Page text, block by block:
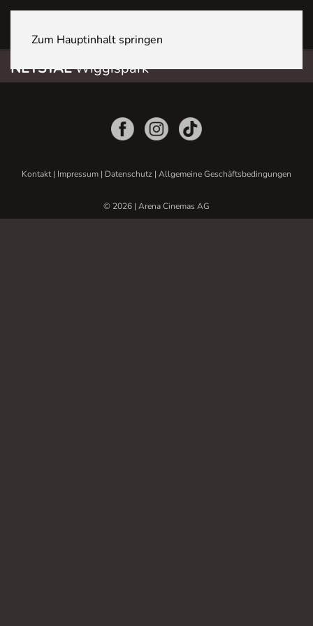
Zum Hauptinhalt springen
NETSTALWiggispark
Kontakt| Impressum | Datenschutz | Allgemeine Geschäftsbedingungen
© 2026 | Arena Cinemas AG